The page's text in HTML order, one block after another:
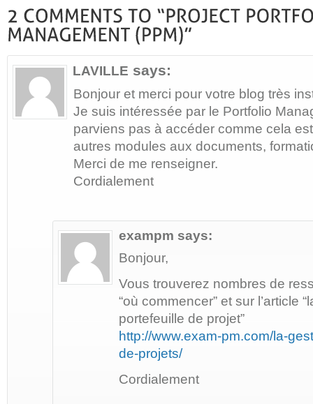
LAVILLE says:
Bonjour et merci pour votre blog très
Je suis intéressée par le Portfolio
parviens pas à accéder comme cela
autres modules aux documents,
Merci de me renseigner.
Cordialement
exampm says:
Bonjour,
Vous trouverez nombres de
“où commencer” et sur l’article
portefeuille de projet”
http://www.exam-pm.com/la-
de-projets/
Cordialement